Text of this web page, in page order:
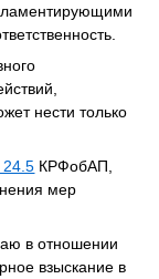
нести только
24.5 КРФобАП,
мер
в отношении
взыскание в